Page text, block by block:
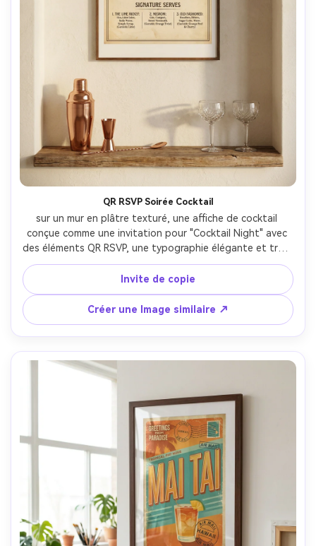
QR RSVP Soirée Cocktail
sur un mur en plâtre texturé, une affiche de cocktail
conçue comme une invitation pour "Cocktail Night" avec
des éléments QR RSVP, une typographie élégante et trois
recettes de boissons signatures dans des colonnes;
stylisé avec une petite reborde et des outils de cocktail
en dessous; Lumière latérale douce, ombres douces;
Canon EOS R, 50mm; Cadrage direct, ambiance raffinée,
texte lisible, haute résolution, prêt à imprimer 300 DPI- -
ar 4:5
Invite de copie
Créer une Image similaire ↗